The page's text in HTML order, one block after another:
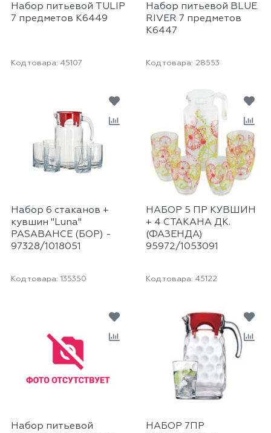
Набор питьевой TULIP
7 предметов K6449
Набор питьевой BLUE
RIVER 7 предметов
K6447
Код товара: 45107
Набор 6 стаканов +
кувшин "Luna"
PASABAHCE (БОР) -
97328/1018051
Код товара: 28553
НАБОР 5 ПР КУВШИН
+ 4 СТАКАНА ДК.
(ФАЗЕНДА)
95972/1053091
Код товара: 135350
Набор питьевой
Код товара: 45122
НАБОР 7ПР